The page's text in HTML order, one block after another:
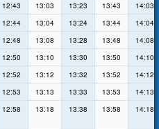
12:43 13:03 13:23 13:43
14:03
12:44 13:04 13:24 13:44
14:04
12:48 13:08 13:28 13:48
14:08
12:50 13:10 13:30 13:50
14:10
12:52 13:12 13:32 13:52
14:12
12:53 13:13 13:33 13:53
14:13
12:58 13:18 13:38 13:58 14:18